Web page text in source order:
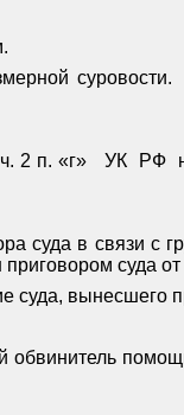
суровости.
2 п. «г» УК РФ
суда в связи с
суда
суда, вынесшего
обвинитель